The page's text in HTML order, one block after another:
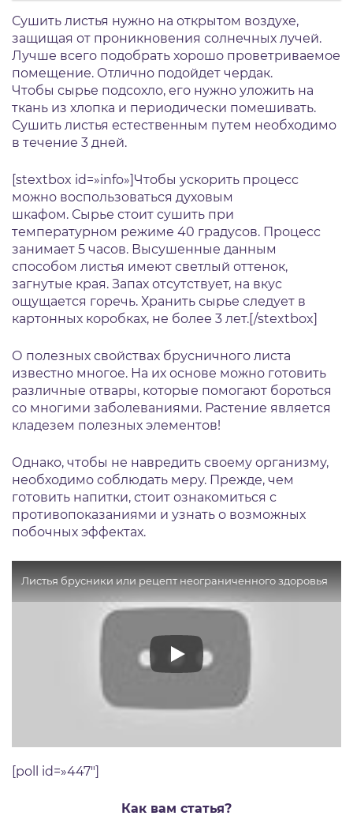
Сушить листья нужно на открытом воздухе,
защищая от проникновения солнечных лучей.
Лучше всего подобрать хорошо проветриваемое
помещение. Отлично подойдет чердак.
Чтобы сырье подсохло, его нужно уложить на
ткань из хлопка и периодически помешивать.
Сушить листья естественным путем необходимо
в течение 3 дней.
[stextbox id=»info»]Чтобы ускорить процесс
можно воспользоваться духовым
шкафом. Сырье стоит сушить при
температурном режиме 40 градусов. Процесс
занимает 5 часов. Высушенные данным
способом листья имеют светлый оттенок,
загнутые края. Запах отсутствует, на вкус
ощущается горечь. Хранить сырье следует в
картонных коробках, не более 3 лет.[/stextbox]
О полезных свойствах брусничного листа
известно многое. На их основе можно готовить
различные отвары, которые помогают бороться
со многими заболеваниями. Растение является
кладезем полезных элементов!
Однако, чтобы не навредить своему организму,
необходимо соблюдать меру. Прежде, чем
готовить напитки, стоит ознакомиться с
противопоказаниями и узнать о возможных
побочных эффектах.
Листья брусники или рецепт неограниченного здоровья
[poll id=»447″]
Как вам статья?